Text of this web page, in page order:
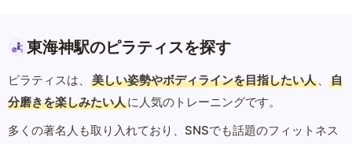
東海神駅のピラティスを探す
ピラティスは、 美しい姿勢やボディラインを目指したい人 、
自
分磨きを楽しみたい人に人気のトレーニングです。
多くの著名人も取り入れており、SNSでも話題のフィットネス